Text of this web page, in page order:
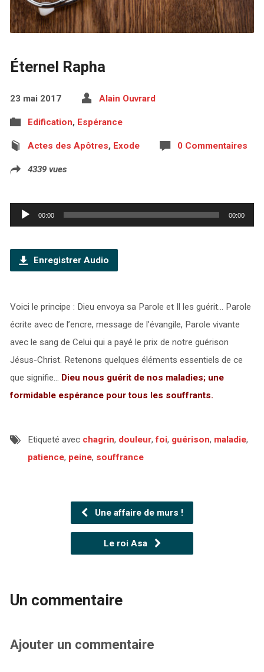
Éternel Rapha
23 mai 2017 Alain Ouvrard
Edification, Espérance
Actes des Apôtres, Exode 0 Commentaires
4339 vues
Lecteur
audio
00:00 00:00
Enregistrer Audio
Voici le principe : Dieu envoya sa Parole et Il les guérit… Parole
écrite avec de l’encre, message de l’évangile, Parole vivante
avec le sang de Celui qui a payé le prix de notre guérison
Jésus-Christ. Retenons quelques éléments essentiels de ce
que signifie… Dieu nous guérit de nos maladies; une
formidable espérance pour tous les souffrants.
Etiqueté avec chagrin, douleur,foi, guérison, maladie,
patience, peine, souffrance
Une affaire de murs !
Le roi Asa
Un commentaire
Ajouter un commentaire